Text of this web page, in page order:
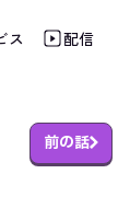
ス 配信
をご利用ください。
前の話